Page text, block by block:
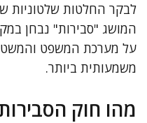
לבקר החלטות שלטוניות
המושג "סבירות" נבחן
על מערכת המשפט
משמעותית ביותר.
מהו חוק